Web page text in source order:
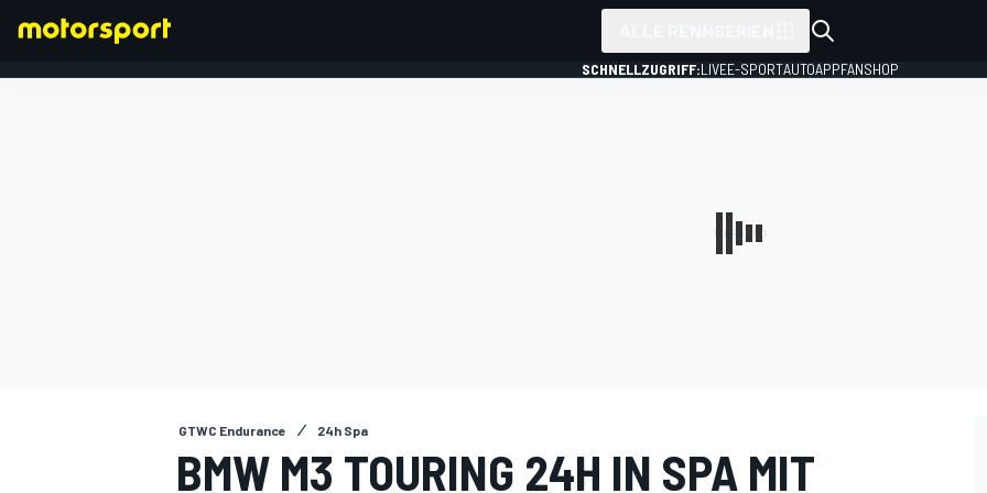
SCHNELLZUGRIFF:LIVEE-SPORTAUTOAPPFANSHOP
GTWC Endurance 24h Spa
BMW M3 TOURING 24H IN SPA MIT